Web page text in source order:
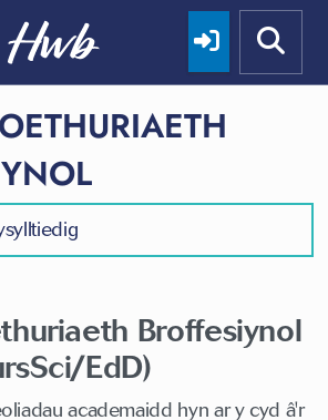
Broffesiynol
EdD)
academaidd hyn ar y cyd â'r